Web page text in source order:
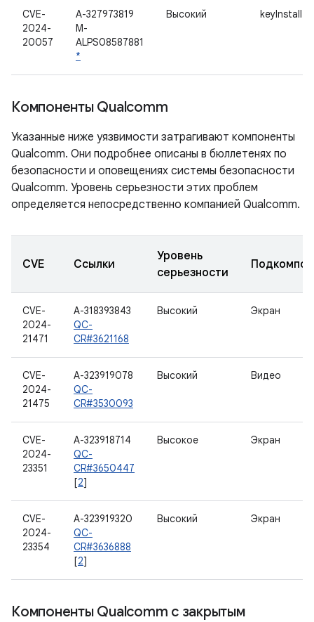
CVE-
2024-
20057
A-327973819
M-
ALPS08587881
*
Высокий keyInstall
Компоненты Qualcomm
Указанные ниже уязвимости затрагивают компоненты
Qualcomm. Они подробнее описаны в бюллетенях по
безопасности и оповещениях системы безопасности
Qualcomm. Уровень серьезности этих проблем
определяется непосредственно компанией Qualcomm.
CVE Ссылки
Уровень
серьезности
CVE-
2024-
21471
A-318393843
QC-
CR#3621168
Высокий Экран
CVE-
2024-
21475
A-323919078
QC-
CR#3530093
Высокий Видео
CVE-
2024-
23351
A-323918714
QC-
CR#3650447
[2]
Высокое Экран
CVE-
2024-
23354
A-323919320
QC-
CR#3636888
[2]
Высокий Экран
Компоненты Qualcomm с закрытым